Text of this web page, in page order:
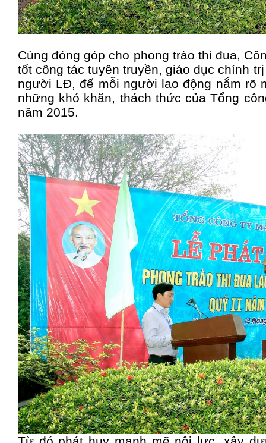
Cùng đóng góp cho phong trào thi đua,
tốt công tác tuyên truyền, giáo dục chính
người LĐ, để mỗi người lao động nắm rõ
những khó khăn, thách thức của Tổng
năm 2015.